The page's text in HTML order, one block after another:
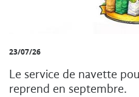
23/07/26
Le service de navette
reprend en septembre.